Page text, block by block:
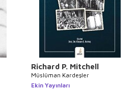
Richard P. Mitchell
Müslüman Kardeşler
Ekin Yayınları